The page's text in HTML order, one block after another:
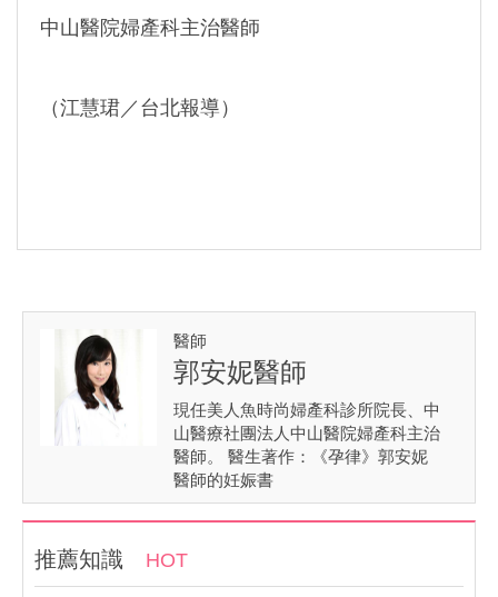
中山醫院婦產科主治醫師
（江慧珺／台北報導）
醫師
郭安妮醫師
現任美人魚時尚婦產科診所院長、中
山醫療社團法人中山醫院婦產科主治
醫師。 醫生著作：《孕律》郭安妮
醫師的妊娠書
推薦知識 HOT